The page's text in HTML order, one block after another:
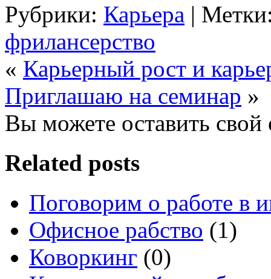
Рубрики: Карьера |
фрилансерство
« Карьерный рост и
Приглашаю на семинар »
Вы можете оставить свой
Related posts
Поговорим о работе в
Офисное рабство (1)
Коворкинг (0)